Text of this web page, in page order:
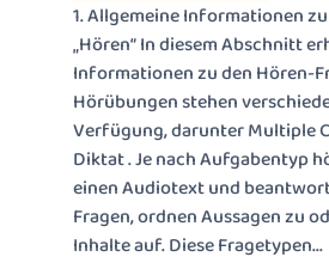
1. Allgemeine Informationen
„Hören“ In diesem Abschnitt
Informationen zu den Hören-
Hörübungen stehen
Verfügung, darunter Multiple
Diktat . Je nach Aufgabentyp
einen Audiotext und
Fragen, ordnen Aussagen zu
Inhalte auf. Diese Fragetypen...